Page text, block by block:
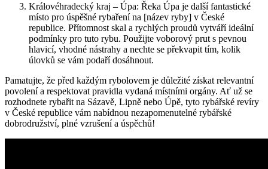
Královéhradecký kraj – Úpa: Řeka Úpa je další ‍fantastické‍
místo pro úspěšné‍ rybaření na [název ryby] v České
republice. Přítomnost skal a rychlých proudů vytváří ideální
podmínky pro tuto rybu. Použijte voborový prut s pevnou
hlavicí, vhodné nástrahy a nechte se překvapit tím, ⁢kolik
úlovků se vám ‍podaří⁤ dosáhnout.
Pamatujte, že před každým ‍rybolovem je důležité získat relevantní
povolení‍ a respektovat pravidla vydaná místními orgány. Ať už se
rozhodnete rybařit na Sázavě, Lipně nebo Úpě, tyto rybářské revíry
v České republice‍ vám nabídnou nezapomenutelné rybářské
dobrodružství, plné vzrušení a úspěchů!